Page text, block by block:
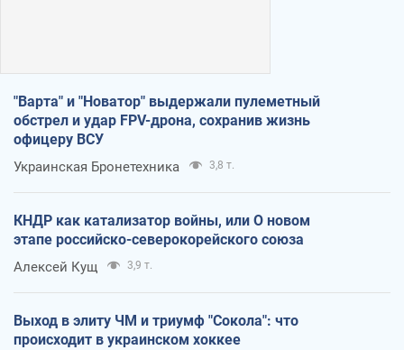
"Варта" и "Новатор" выдержали пулеметный
обстрел и удар FPV-дрона, сохранив жизнь
офицеру ВСУ
Украинская Бронетехника 3,8 т.
КНДР как катализатор войны, или О новом
этапе российско-северокорейского союза
Алексей Кущ 3,9 т.
Выход в элиту ЧМ и триумф "Сокола": что
происходит в украинском хоккее